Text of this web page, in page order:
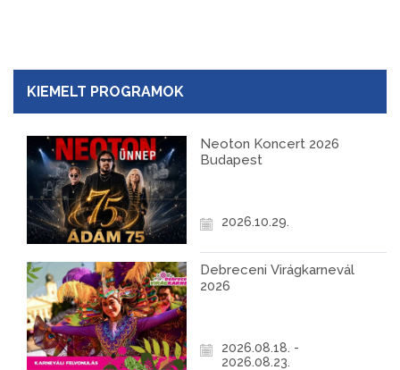
KIEMELT PROGRAMOK
Neoton Koncert 2026
Budapest
2026.10.29.
Debreceni Virágkarnevál
2026
2026.08.18. -
2026.08.23.